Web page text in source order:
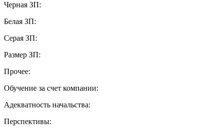
Черная ЗП:
Белая ЗП:
Серая ЗП:
Размер ЗП:
Прочее:
Обучение за счет компании:
Адекватность начальства:
Перспективы: